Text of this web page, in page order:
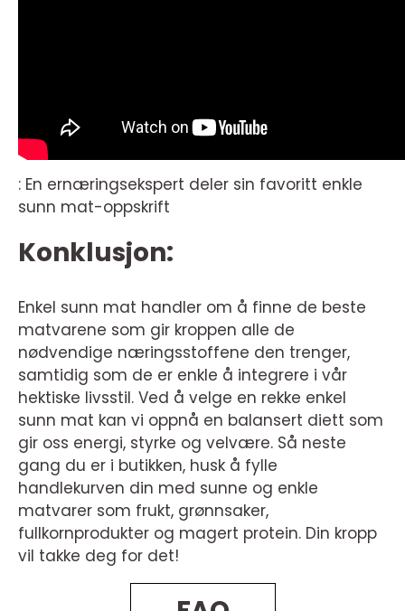
: En ernæringsekspert deler sin favoritt enkle
sunn mat-oppskrift
Konklusjon:
Enkel sunn mat handler om å finne de beste
matvarene som gir kroppen alle de
nødvendige næringsstoffene den trenger,
samtidig som de er enkle å integrere i vår
hektiske livsstil. Ved å velge en rekke enkel
sunn mat kan vi oppnå en balansert diett som
gir oss energi, styrke og velvære. Så neste
gang du er i butikken, husk å fylle
handlekurven din med sunne og enkle
matvarer som frukt, grønnsaker,
fullkornprodukter og magert protein. Din kropp
vil takke deg for det!